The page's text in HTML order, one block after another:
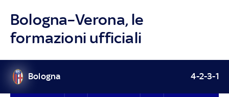
Bologna–Verona, le
formazioni ufficiali
Bologna 4-2-3-1